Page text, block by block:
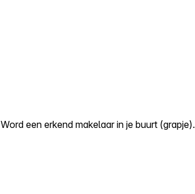
Word een erkend makelaar in je buurt (grapje).